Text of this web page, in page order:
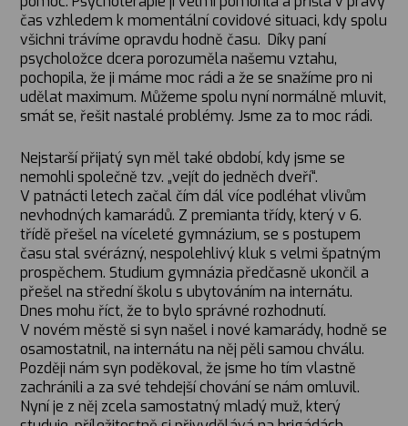
čas vzhledem k momentální covidové situaci, kdy spolu
všichni trávíme opravdu hodně času. Díky paní
psycholožce dcera porozuměla našemu vztahu,
pochopila, že ji máme moc rádi a že se snažíme pro ni
udělat maximum. Můžeme spolu nyní normálně mluvit,
smát se, řešit nastalé problémy. Jsme za to moc rádi.
Nejstarší přijatý syn měl také období, kdy jsme se
nemohli společně tzv. „vejít do jedněch dveří“.
V patnácti letech začal čím dál více podléhat vlivům
nevhodných kamarádů. Z premianta třídy, který v 6.
třídě přešel na víceleté gymnázium, se s postupem
času stal svérázný, nespolehlivý kluk s velmi špatným
prospěchem. Studium gymnázia předčasně ukončil a
přešel na střední školu s ubytováním na internátu.
Dnes mohu říct, že to bylo správné rozhodnutí.
V novém městě si syn našel i nové kamarády, hodně se
osamostatnil, na internátu na něj pěli samou chválu.
Později nám syn poděkoval, že jsme ho tím vlastně
zachránili a za své tehdejší chování se nám omluvil.
Nyní je z něj zcela samostatný mladý muž, který